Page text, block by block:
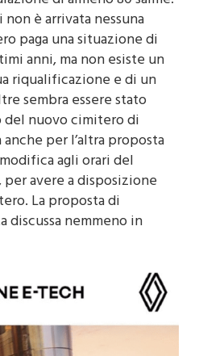
di almeno 80 salme.
è arrivata nessuna
paga una situazione di
anni, ma non esiste un
riqualificazione e di un
sembra essere stato
nuovo cimitero di
per l’altra proposta
agli orari del
avere a disposizione
La proposta di
nemmeno in